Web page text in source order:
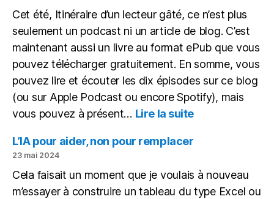
sous
forme
de
vidéo
Cet été, Itinéraire d’un lecteur gâté, ce n’est plus
seulement un podcast ni un article de blog. C’est
maintenant aussi un livre au format ePub que vous
pouvez télécharger gratuitement. En somme, vous
pouvez lire et écouter les dix épisodes sur ce blog
(ou sur Apple Podcast ou encore Spotify), mais
vous pouvez à présent… Lire la suite:
articles,
un
ePub
L’IA pour aider, non pour remplacer
23 mai 2024
Cela faisait un moment que je voulais à nouveau
m’essayer à construire un tableau du type Excel ou